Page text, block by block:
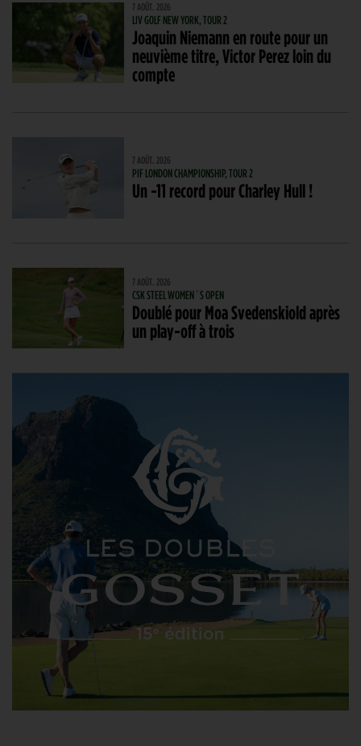
7 AOÛT. 2026
LIV GOLF NEW YORK, TOUR 2
Joaquin Niemann en route pour un
neuvième titre, Victor Perez loin du
compte
7 AOÛT. 2026
PIF LONDON CHAMPIONSHIP, TOUR 2
Un -11 record pour Charley Hull !
7 AOÛT. 2026
CSK STEEL WOMEN´S OPEN
Doublé pour Moa Svedenskiold après
un play-off à trois